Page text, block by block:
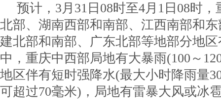
预计，3月31日08时至4月1日08时
北部、湖南西部和南部、江西南部和
建北部和南部、广东北部等地部分地
中，重庆中西部局地有大暴雨(100～
地区伴有短时强降水(最大小时降雨量
可超过70毫米)，局地有雷暴大风或冰